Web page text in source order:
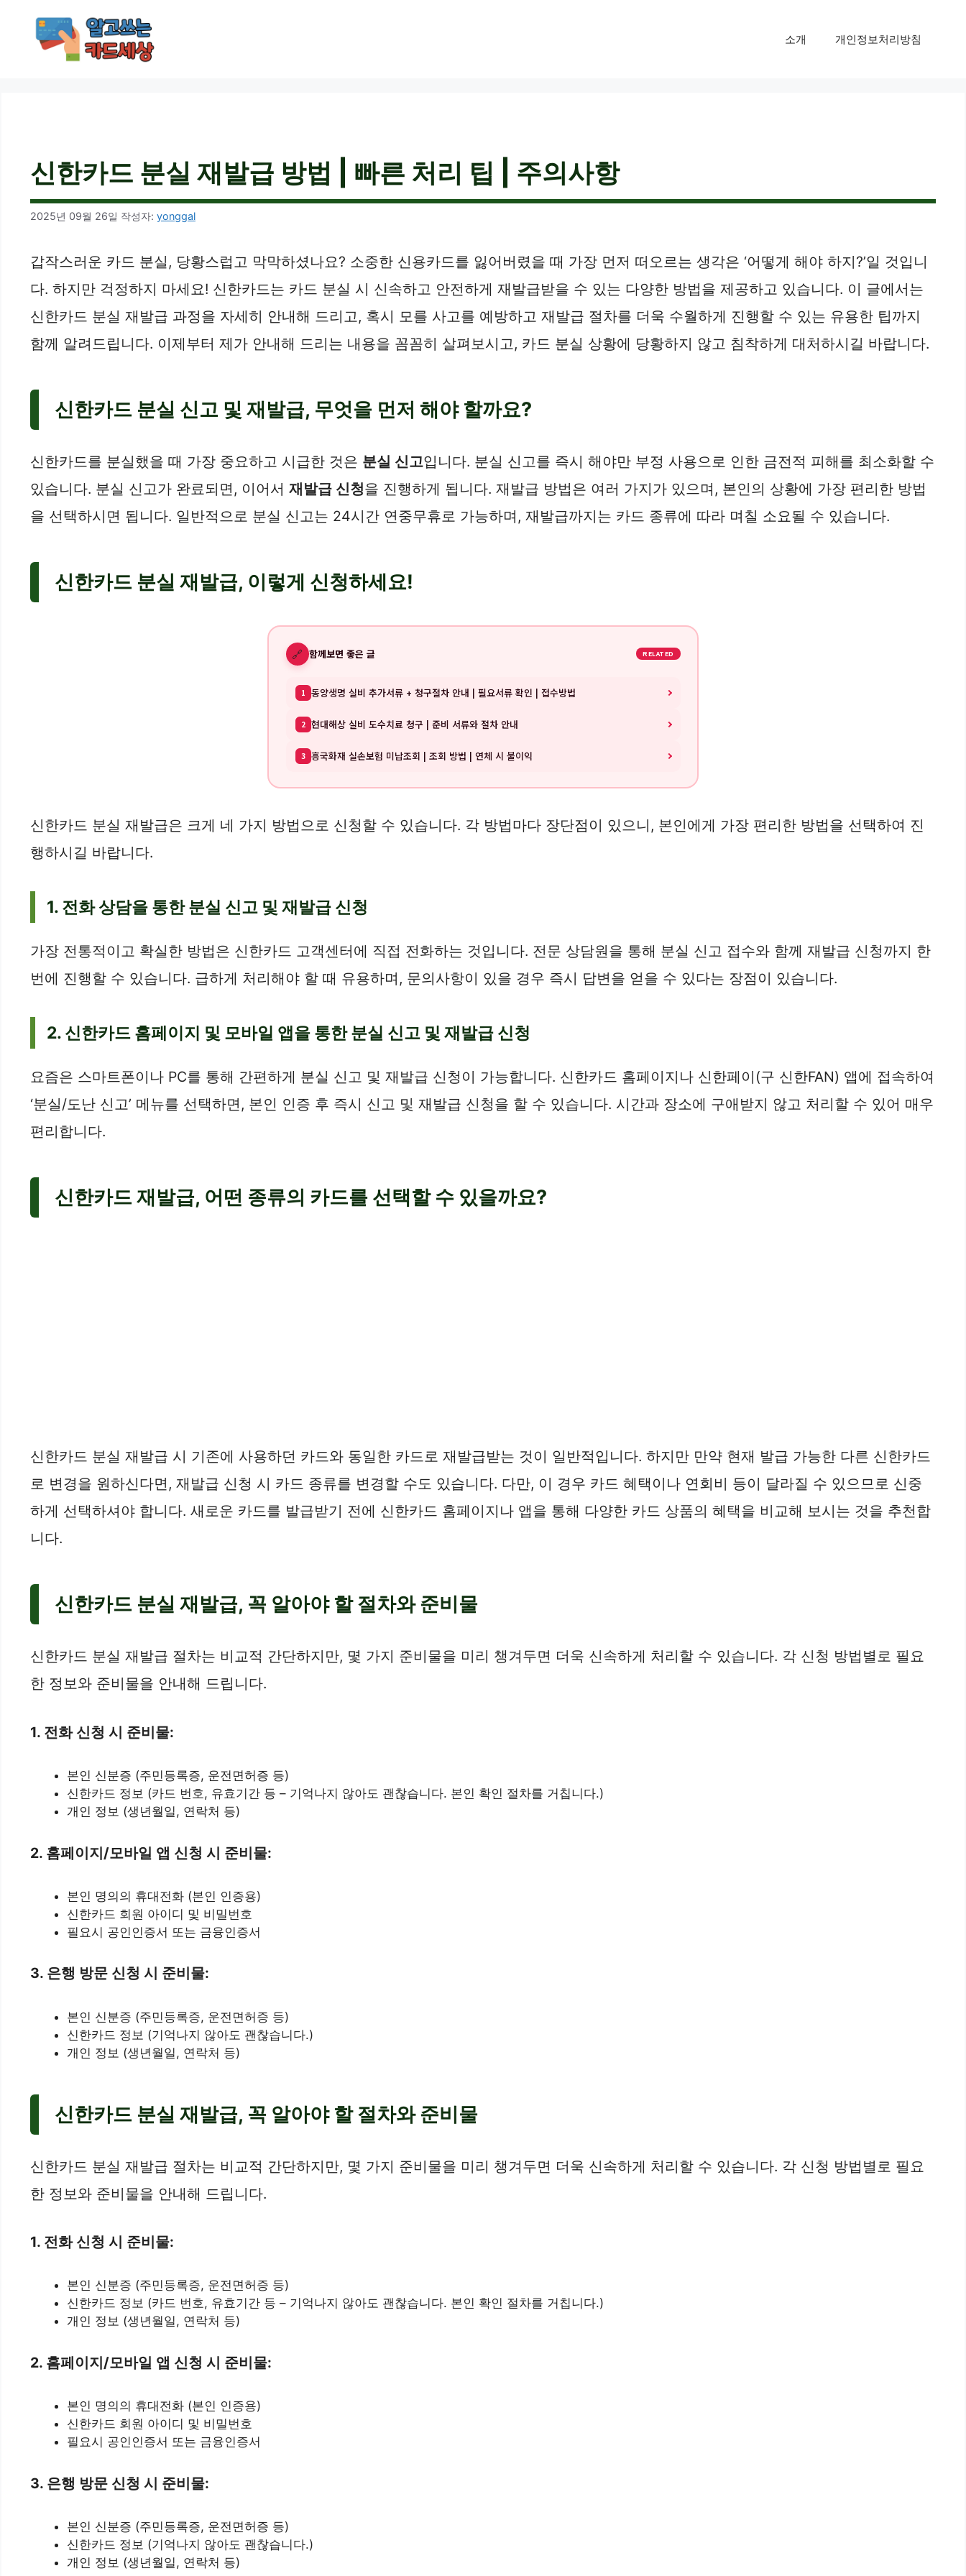
소개 개인정보처리방침
신한카드 분실 재발급 방법 | 빠른 처리 팁 | 주의사항
2025년 09월 26일 작성자: yonggal
갑작스러운 카드 분실, 당황스럽고 막막하셨나요? 소중한 신용카드를 잃어버렸을 때 가장 먼저 떠오르는 생각은 ‘어떻게 해야 하지?’일 것입니
다. 하지만 걱정하지 마세요! 신한카드는 카드 분실 시 신속하고 안전하게 재발급받을 수 있는 다양한 방법을 제공하고 있습니다. 이 글에서는
신한카드 분실 재발급 과정을 자세히 안내해 드리고, 혹시 모를 사고를 예방하고 재발급 절차를 더욱 수월하게 진행할 수 있는 유용한 팁까지
함께 알려드립니다. 이제부터 제가 안내해 드리는 내용을 꼼꼼히 살펴보시고, 카드 분실 상황에 당황하지 않고 침착하게 대처하시길 바랍니다.
신한카드 분실 신고 및 재발급, 무엇을 먼저 해야 할까요?
신한카드를 분실했을 때 가장 중요하고 시급한 것은 분실 신고입니다. 분실 신고를 즉시 해야만 부정 사용으로 인한 금전적 피해를 최소화할 수
있습니다. 분실 신고가 완료되면, 이어서 재발급 신청을 진행하게 됩니다. 재발급 방법은 여러 가지가 있으며, 본인의 상황에 가장 편리한 방법
을 선택하시면 됩니다. 일반적으로 분실 신고는 24시간 연중무휴로 가능하며, 재발급까지는 카드 종류에 따라 며칠 소요될 수 있습니다.
신한카드 분실 재발급, 이렇게 신청하세요!
🔗 함께보면 좋은 글 RELATED
1 동양생명 실비 추가서류 + 청구절차 안내 | 필요서류 확인 | 접수방법
2 현대해상 실비 도수치료 청구 | 준비 서류와 절차 안내
3 흥국화재 실손보험 미납조회 | 조회 방법 | 연체 시 불이익
신한카드 분실 재발급은 크게 네 가지 방법으로 신청할 수 있습니다. 각 방법마다 장단점이 있으니, 본인에게 가장 편리한 방법을 선택하여 진
행하시길 바랍니다.
1. 전화 상담을 통한 분실 신고 및 재발급 신청
가장 전통적이고 확실한 방법은 신한카드 고객센터에 직접 전화하는 것입니다. 전문 상담원을 통해 분실 신고 접수와 함께 재발급 신청까지 한
번에 진행할 수 있습니다. 급하게 처리해야 할 때 유용하며, 문의사항이 있을 경우 즉시 답변을 얻을 수 있다는 장점이 있습니다.
2. 신한카드 홈페이지 및 모바일 앱을 통한 분실 신고 및 재발급 신청
요즘은 스마트폰이나 PC를 통해 간편하게 분실 신고 및 재발급 신청이 가능합니다. 신한카드 홈페이지나 신한페이(구 신한FAN) 앱에 접속하여
‘분실/도난 신고’ 메뉴를 선택하면, 본인 인증 후 즉시 신고 및 재발급 신청을 할 수 있습니다. 시간과 장소에 구애받지 않고 처리할 수 있어 매우
편리합니다.
신한카드 재발급, 어떤 종류의 카드를 선택할 수 있을까요?
신한카드 분실 재발급 시 기존에 사용하던 카드와 동일한 카드로 재발급받는 것이 일반적입니다. 하지만 만약 현재 발급 가능한 다른 신한카드
로 변경을 원하신다면, 재발급 신청 시 카드 종류를 변경할 수도 있습니다. 다만, 이 경우 카드 혜택이나 연회비 등이 달라질 수 있으므로 신중
하게 선택하셔야 합니다. 새로운 카드를 발급받기 전에 신한카드 홈페이지나 앱을 통해 다양한 카드 상품의 혜택을 비교해 보시는 것을 추천합
니다.
신한카드 분실 재발급, 꼭 알아야 할 절차와 준비물
신한카드 분실 재발급 절차는 비교적 간단하지만, 몇 가지 준비물을 미리 챙겨두면 더욱 신속하게 처리할 수 있습니다. 각 신청 방법별로 필요
한 정보와 준비물을 안내해 드립니다.
1. 전화 신청 시 준비물:
본인 신분증 (주민등록증, 운전면허증 등)
신한카드 정보 (카드 번호, 유효기간 등 – 기억나지 않아도 괜찮습니다. 본인 확인 절차를 거칩니다.)
개인 정보 (생년월일, 연락처 등)
2. 홈페이지/모바일 앱 신청 시 준비물:
본인 명의의 휴대전화 (본인 인증용)
신한카드 회원 아이디 및 비밀번호
필요시 공인인증서 또는 금융인증서
3. 은행 방문 신청 시 준비물:
본인 신분증 (주민등록증, 운전면허증 등)
신한카드 정보 (기억나지 않아도 괜찮습니다.)
개인 정보 (생년월일, 연락처 등)
신한카드 분실 재발급, 꼭 알아야 할 절차와 준비물
신한카드 분실 재발급 절차는 비교적 간단하지만, 몇 가지 준비물을 미리 챙겨두면 더욱 신속하게 처리할 수 있습니다. 각 신청 방법별로 필요
한 정보와 준비물을 안내해 드립니다.
1. 전화 신청 시 준비물:
본인 신분증 (주민등록증, 운전면허증 등)
신한카드 정보 (카드 번호, 유효기간 등 – 기억나지 않아도 괜찮습니다. 본인 확인 절차를 거칩니다.)
개인 정보 (생년월일, 연락처 등)
2. 홈페이지/모바일 앱 신청 시 준비물:
본인 명의의 휴대전화 (본인 인증용)
신한카드 회원 아이디 및 비밀번호
필요시 공인인증서 또는 금융인증서
3. 은행 방문 신청 시 준비물:
본인 신분증 (주민등록증, 운전면허증 등)
신한카드 정보 (기억나지 않아도 괜찮습니다.)
개인 정보 (생년월일, 연락처 등)